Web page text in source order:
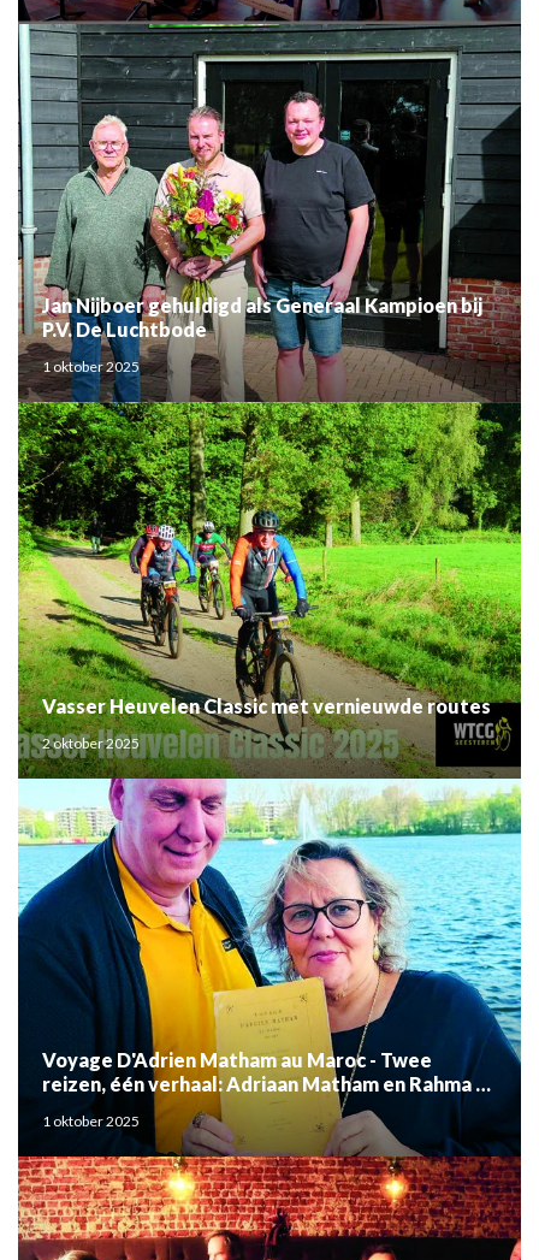
Jan Nijboer gehuldigd als Generaal Kampioen bij
P.V. De Luchtbode
1 oktober 2025
Vasser Heuvelen Classic met vernieuwde routes
2 oktober 2025
Voyage D'Adrien Matham au Maroc - Twee
reizen, één verhaal: Adriaan Matham en Rahma el
Mouden
1 oktober 2025